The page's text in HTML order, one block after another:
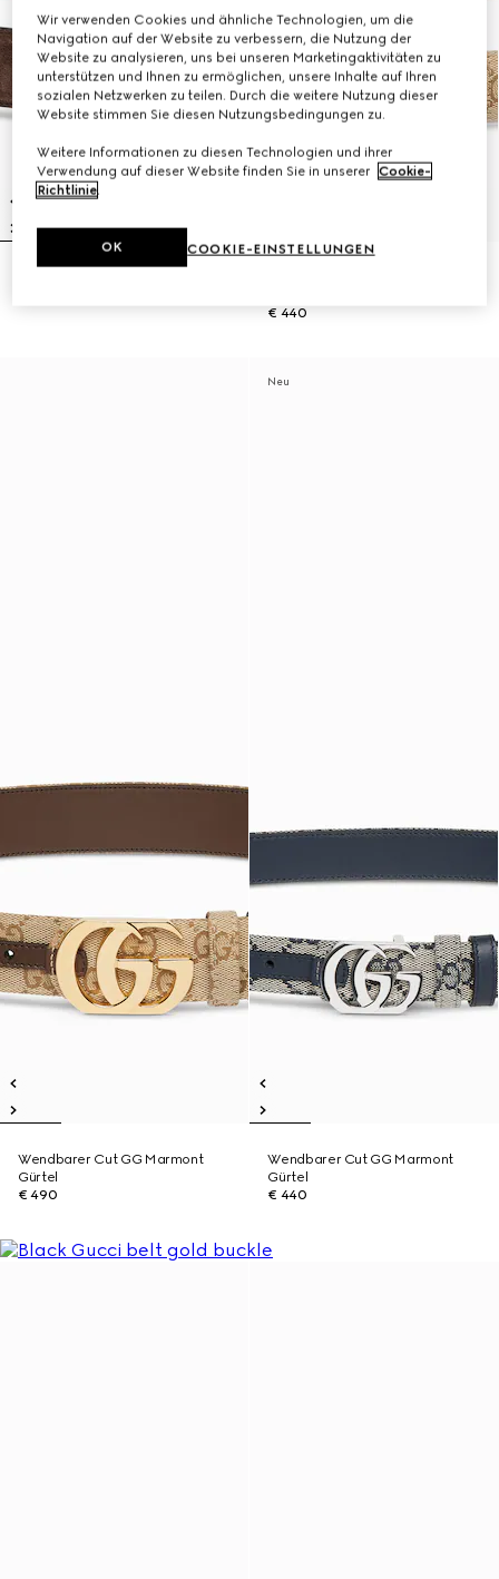
€ 440
Wendbarer Cut GG Marmont
Gürtel
€ 490
Neu
Wendbarer Cut GG Marmont
Gürtel
€ 440
Wir verwenden Cookies und ähnliche Technologien, um die
Navigation auf der Website zu verbessern, die Nutzung der
Website zu analysieren, uns bei unseren Marketingaktivitäten zu
unterstützen und Ihnen zu ermöglichen, unsere Inhalte auf Ihren
sozialen Netzwerken zu teilen. Durch die weitere Nutzung dieser
Website stimmen Sie diesen Nutzungsbedingungen zu.
Weitere Informationen zu diesen Technologien und ihrer
Verwendung auf dieser Website finden Sie in unserer Cookie-
Richtlinie.
COOKIE-EINSTELLUNGEN
OK